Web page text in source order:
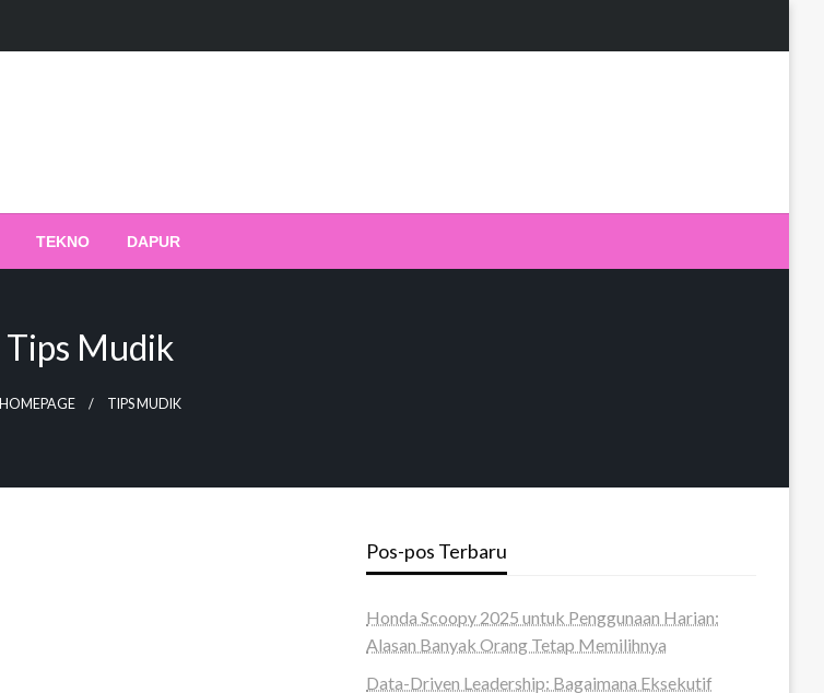
TEKNO DAPUR
Tips Mudik
HOMEPAGE TIPS MUDIK
Pos-pos Terbaru
Honda Scoopy 2025 untuk Penggunaan Harian:
Alasan Banyak Orang Tetap Memilihnya
Data-Driven Leadership: Bagaimana Eksekutif